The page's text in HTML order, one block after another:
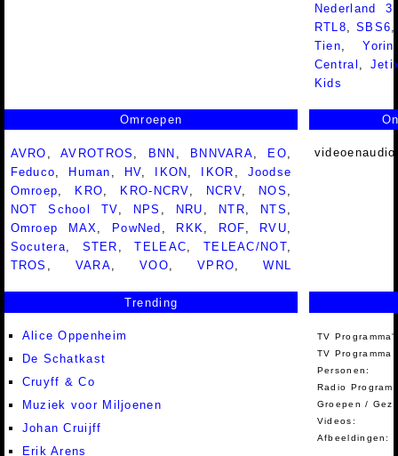
Nederland
RTL8 ,SBS6
Tien ,Yorin
Central
Kids
Omroepen
AVRO ,AVROTROS , BNN , BNNVARA, EO,
Feduco, Human , HV, IKON , IKOR , Joodse
Omroep, KRO, KRO-NCRV, NCRV, NOS ,
NOT School TV, NPS , NRU , NTR, NTS ,
Omroep MAX, PowNed , RKK, ROF, RVU,
Socutera, STER ,TELEAC, TELEAC/NOT,
TROS , VARA,VOO,VPRO,WNL
Trending
Alice Oppenheim
De Schatkast
Cruyff & Co
Muziek voor Miljoenen
Johan Cruijff
Erik Arens
TV
TV Programma
Personen:
Radio
Groepen /
Videos:
Afbeeldingen: